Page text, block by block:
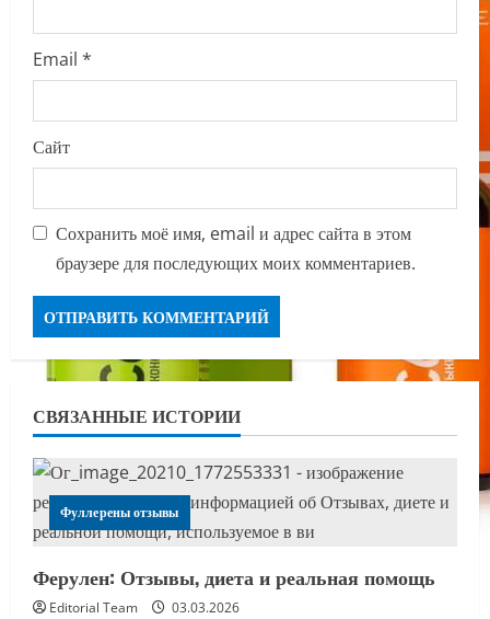
Email *
Сайт
Сохранить моё имя, email и адрес сайта в этом
браузере для последующих моих комментариев.
СВЯЗАННЫЕ ИСТОРИИ
Фуллерены отзывы
Ферулен: Отзывы, диета и реальная помощь
Editorial Team 03.03.2026